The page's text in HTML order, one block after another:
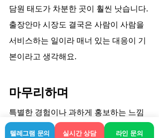
담원 태도가 차분한 곳이 훨씬 낫습니다.
출장안마 시장도 결국은 사람이 사람을
서비스하는 일이라 매너 있는 대응이 기
본이라고 생각해요.
마무리하며
특별한 경험이나 과하게 홍보하는 느낌
을 기대하고 고아읍 출장샵을 찾으시는
텔레그램 문의 실시간 상담 라인 문의